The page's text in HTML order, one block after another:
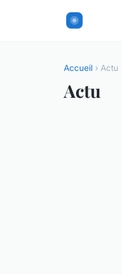
Accueil › Actu
Actu